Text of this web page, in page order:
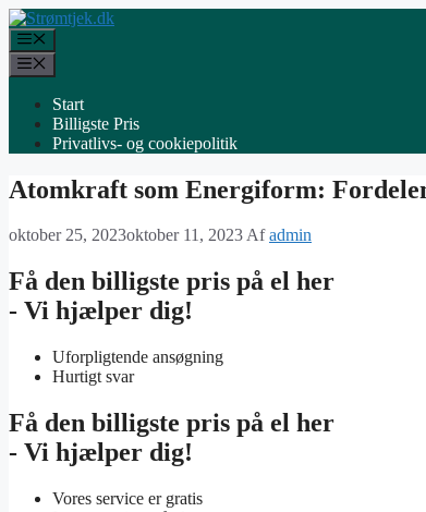
Hop
til
indhold
Start
Billigste Pris
Privatlivs- og cookiepolitik
Atomkraft som Energiform:
oktober 25, 2023oktober 11, 2023Afadmin
Få den billigste pris på el her
- Vi hjælper dig!
Uforpligtende ansøgning
Hurtigt svar
Få den billigste pris på el her
- Vi hjælper dig!
Vores service er gratis